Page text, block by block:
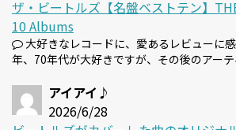
ザ・ビートルズ【名盤ベストテン】
10 Albums
大好きなレコードに、愛あるレビューに
年、70年代が大好きですが、その後のアーテ
アイアイ♪
2026/6/28